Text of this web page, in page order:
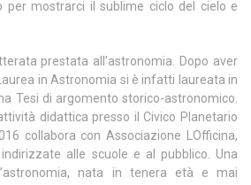
per mostrarci il sublime ciclo del cielo e
prestata all’astronomia. Dopo aver
in Astronomia si è infatti laureata in
Tesi di argomento storico-astronomico.
didattica presso il Civico Planetario
collabora con Associazione LOfficina,
alle scuole e al pubblico. Una
nata in tenera età e mai